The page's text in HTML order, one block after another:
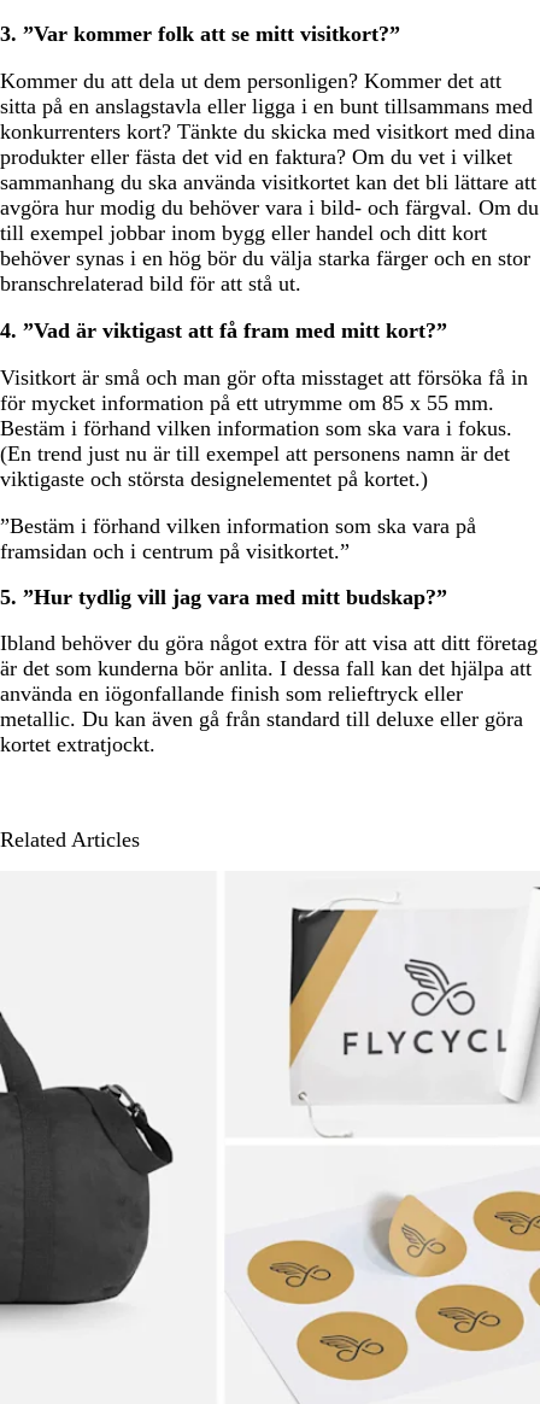
3. ”Var kommer folk att se mitt visitkort?”
Kommer du att dela ut dem personligen? Kommer det att
sitta på en anslagstavla eller ligga i en bunt tillsammans med
konkurrenters kort? Tänkte du skicka med visitkort med dina
produkter eller fästa det vid en faktura? Om du vet i vilket
sammanhang du ska använda visitkortet kan det bli lättare att
avgöra hur modig du behöver vara i bild- och färgval. Om du
till exempel jobbar inom bygg eller handel och ditt kort
behöver synas i en hög bör du välja starka färger och en stor
branschrelaterad bild för att stå ut.
4. ”Vad är viktigast att få fram med mitt kort?”
Visitkort är små och man gör ofta misstaget att försöka få in
för mycket information på ett utrymme om 85 x 55 mm.
Bestäm i förhand vilken information som ska vara i fokus.
(En trend just nu är till exempel att personens namn är det
viktigaste och största designelementet på kortet.)
”Bestäm i förhand vilken information som ska vara på
framsidan och i centrum på visitkortet.”
5. ”Hur tydlig vill jag vara med mitt budskap?”
Ibland behöver du göra något extra för att visa att ditt företag
är det som kunderna bör anlita. I dessa fall kan det hjälpa att
använda en iögonfallande finish som relieftryck eller
metallic. Du kan även gå från standard till deluxe eller göra
kortet extratjockt.
Related Articles